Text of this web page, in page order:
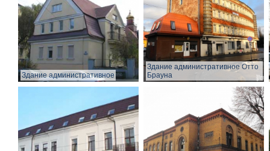
Здание административное
Здание административное Отто
Брауна